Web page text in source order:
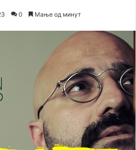
0 Мање од минут